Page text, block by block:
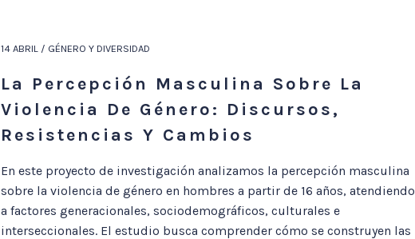
14 ABRIL / GÉNERO Y DIVERSIDAD
La Percepción Masculina Sobre La
Violencia De Género: Discursos,
Resistencias Y Cambios
En este proyecto de investigación analizamos la percepción masculina
sobre la violencia de género en hombres a partir de 16 años, atendiendo
a factores generacionales, sociodemográficos, culturales e
interseccionales. El estudio busca comprender cómo se construyen las